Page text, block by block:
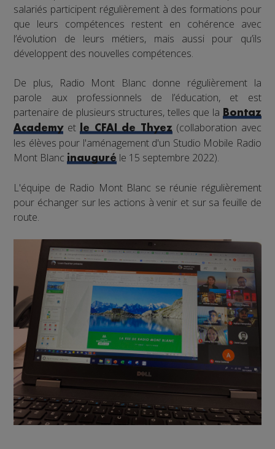
salariés participent régulièrement à des formations pour
que leurs compétences restent en cohérence avec
l’évolution de leurs métiers, mais aussi pour qu’ils
développent des nouvelles compétences.
De plus, Radio Mont Blanc donne régulièrement la
parole aux professionnels de l’éducation, et est
partenaire de plusieurs structures, telles que la Bontaz
Academyetle CFAI de Thyez(collaboration avec
les élèves pour l'aménagement d'un Studio Mobile Radio
Mont Blancinauguré le 15 septembre 2022).
L'équipe de Radio Mont Blanc se réunie régulièrement
pour échanger sur les actions à venir et sur sa feuille de
route.